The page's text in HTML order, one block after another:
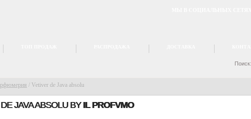
Поиск:
/ Vetiver de Java absolu
JAVA ABSOLU BYIL PROFVMO